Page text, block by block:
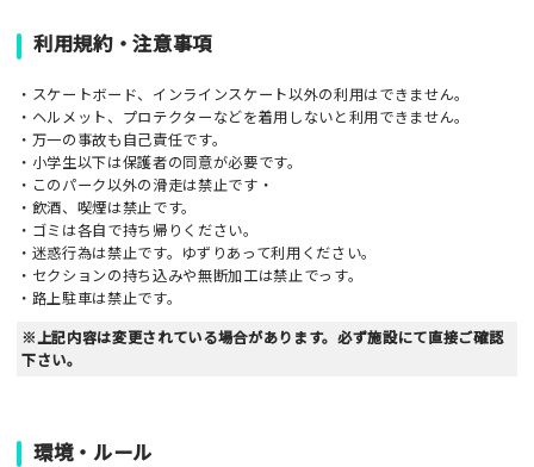
利用規約・注意事項
・スケートボード、インラインスケート以外の利用はできません。
・ヘルメット、プロテクターなどを着用しないと利用できません。
・万一の事故も自己責任です。
・小学生以下は保護者の同意が必要です。
・このパーク以外の滑走は禁止です・
・飲酒、喫煙は禁止です。
・ゴミは各自で持ち帰りください。
・迷惑行為は禁止です。ゆずりあって利用ください。
・セクションの持ち込みや無断加工は禁止でっす。
・路上駐車は禁止です。
※上記内容は変更されている場合があります。必ず施設にて直接ご確認
下さい。
環境・ルール